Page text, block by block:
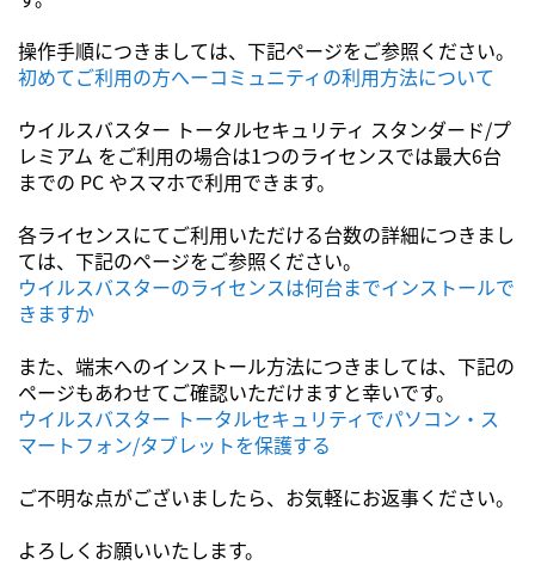
操作手順につきましては、下記ページをご参照ください。
初めてご利用の方へーコミュニティの利用方法について
ウイルスバスター トータルセキュリティ スタンダード/プ
レミアム をご利用の場合は1つのライセンスでは最大6台
までの PC やスマホで利用できます。
各ライセンスにてご利用いただける台数の詳細につきまし
ては、下記のページをご参照ください。
ウイルスバスターのライセンスは何台までインストールで
きますか
また、端末へのインストール方法につきましては、下記の
ページもあわせてご確認いただけますと幸いです。
ウイルスバスター トータルセキュリティでパソコン・ス
マートフォン/タブレットを保護する
ご不明な点がございましたら、お気軽にお返事ください。
よろしくお願いいたします。